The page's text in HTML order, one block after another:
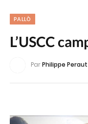
PALLÒ
L’USCC
ParPhilippe Peraut